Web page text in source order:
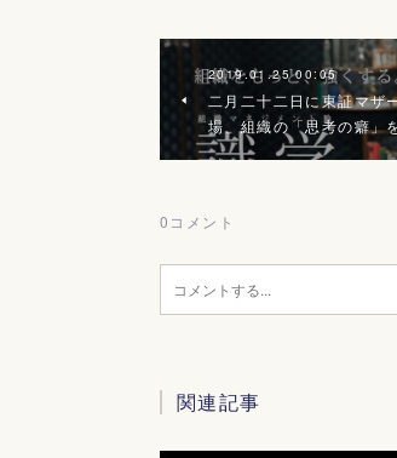
2019.01.25 00:05
二月二十二日に東証マザ
場、組織の「思考の癖」
0 コメント
関連記事